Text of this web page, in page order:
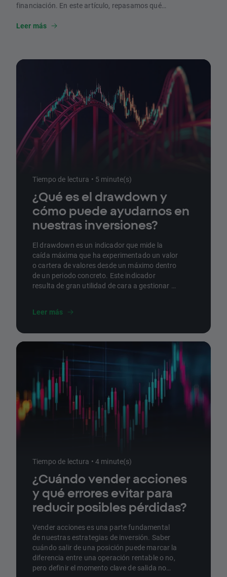
financiación. En este artículo, repasamos qué
mejorarlo.
Leer más
Tiempo de lectura • 5 minute(s)
¿Qué es el drawdown y
cómo puede ayudarnos en
nuestras inversiones?
El drawdown es un indicador que mide la
caída máxima que ha experimentado un valor
o cartera de valores desde un máximo dentro
de un periodo concreto. Este indicador
resulta de gran utilidad de cara a gestionar el
cómo se calcula el drawdown y cómo
Leer más
Tiempo de lectura • 4 minute(s)
¿Cuándo vender acciones
y qué errores evitar para
reducir posibles pérdidas?
Vender acciones es una parte fundamental
de nuestras estrategias de inversión. Saber
cuándo salir de una posición puede marcar la
diferencia entre una operación rentable o no,
pero definir el momento clave de salida no